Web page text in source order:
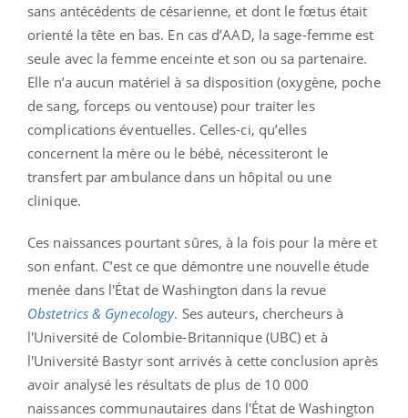
sans antécédents de césarienne, et dont le fœtus était
orienté la tête en bas. En cas d’AAD, la sage-femme est
seule avec la femme enceinte et son ou sa partenaire.
Elle n’a aucun matériel à sa disposition (oxygène, poche
de sang, forceps ou ventouse) pour traiter les
complications éventuelles. Celles-ci, qu’elles
concernent la mère ou le bébé, nécessiteront le
transfert par ambulance dans un hôpital ou une
clinique.
Ces naissances pourtant sûres, à la fois pour la mère et
son enfant. C’est ce que démontre une nouvelle étude
menée dans l'État de Washington dans la revue
Obstetrics & Gynecology. Ses auteurs, chercheurs à
l'Université de Colombie-Britannique (UBC) et à
l'Université Bastyr sont arrivés à cette conclusion après
avoir analysé les résultats de plus de 10 000
naissances communautaires dans l'État de Washington